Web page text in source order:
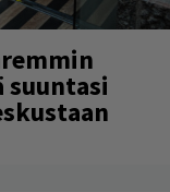
suuntasi